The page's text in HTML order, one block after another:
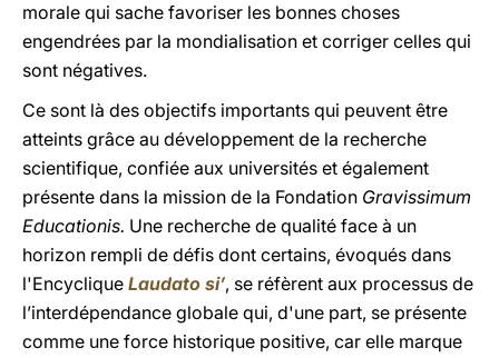
morale qui sache favoriser les bonnes choses
engendrées par la mondialisation et corriger celles qui
sont négatives.
Ce sont là des objectifs importants qui peuvent être
atteints grâce au développement de la recherche
scientifique, confiée aux universités et également
présente dans la mission de la Fondation Gravissimum
Educationis. Une recherche de qualité face à un
horizon rempli de défis dont certains, évoqués dans
l'Encyclique Laudato si’, se réfèrent aux processus de
l’interdépendance globale qui, d'une part, se présente
comme une force historique positive, car elle marque